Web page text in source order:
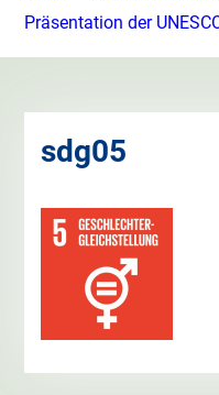
Präsentation der
sdg05